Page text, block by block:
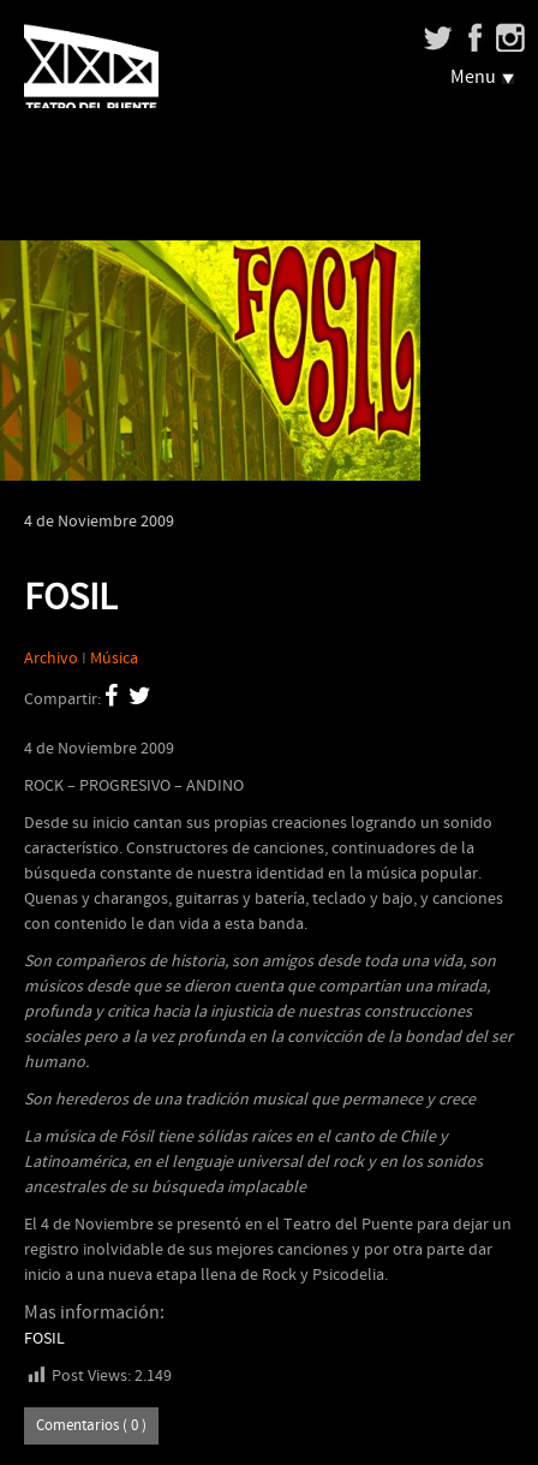
Menu
4 de Noviembre 2009
FOSIL
Archivo I Música
Compartir:
4 de Noviembre 2009
ROCK – PROGRESIVO – ANDINO
Desde su inicio cantan sus propias creaciones logrando un sonido
característico. Constructores de canciones, continuadores de la
búsqueda constante de nuestra identidad en la música popular.
Quenas y charangos, guitarras y batería, teclado y bajo, y canciones
con contenido le dan vida a esta banda.
Son compañeros de historia, son amigos desde toda una vida, son
músicos desde que se dieron cuenta que compartían una mirada,
profunda y crítica hacia la injusticia de nuestras construcciones
sociales pero a la vez profunda en la convicción de la bondad del ser
humano.
Son herederos de una tradición musical que permanece y crece
La música de Fósil tiene sólidas raíces en el canto de Chile y
Latinoamérica, en el lenguaje universal del rock y en los sonidos
ancestrales de su búsqueda implacable
El 4 de Noviembre se presentó en el Teatro del Puente para dejar un
registro inolvidable de sus mejores canciones y por otra parte dar
inicio a una nueva etapa llena de Rock y Psicodelia.
Mas información:
FOSIL
Post Views:2.149
Comentarios ( 0 )